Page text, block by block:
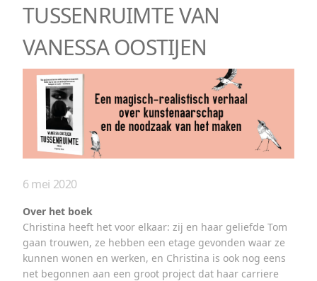
TUSSENRUIMTE VAN
VANESSA OOSTIJEN
6 mei 2020
Over het boek
Christina heeft het voor elkaar: zij en haar geliefde Tom
gaan trouwen, ze hebben een etage gevonden waar ze
kunnen wonen en werken, en Christina is ook nog eens
net begonnen aan een groot project dat haar carriere